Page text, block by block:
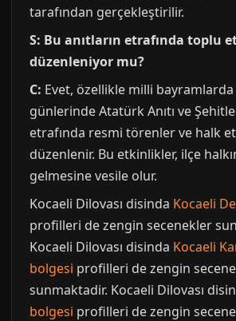
tarafından gerçekleştirilir.
S: Bu anıtların etrafında toplu
düzenleniyor mu?
C: Evet, özellikle milli
günlerinde Atatürk Anıtı ve
etrafında resmi törenler ve halk
düzenlenir. Bu etkinlikler, ilçe
gelmesine vesile olur.
Kocaeli Dilovası disinda Kocaeli
profilleri de zengin secenekler
Kocaeli Dilovası disinda Kocaeli
bolgesi profilleri de zengin
sunmaktadir. Kocaeli Dilovası
bolgesi profilleri de zengin